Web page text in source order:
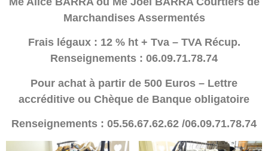
Marchandises Assermentés
Frais légaux : 12 % ht + Tva – TVA Récup.
Renseignements : 06.09.71.78.74
Pour achat à partir de 500 Euros – Lettre
accréditive ou Chèque de Banque obligatoire
Renseignements : 05.56.67.62.62 /06.09.71.78.74